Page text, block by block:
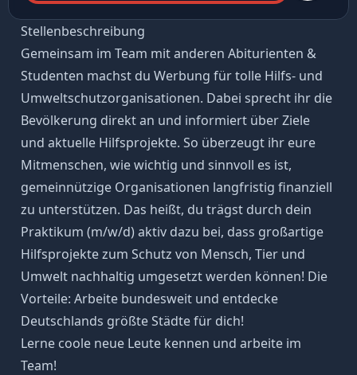
Stellenbeschreibung
Gemeinsam im Team mit anderen Abiturienten &
Studenten machst du Werbung für tolle Hilfs- und
Umweltschutzorganisationen. Dabei sprecht ihr die
Bevölkerung direkt an und informiert über Ziele
und aktuelle Hilfsprojekte. So überzeugt ihr eure
Mitmenschen, wie wichtig und sinnvoll es ist,
gemeinnützige Organisationen langfristig finanziell
zu unterstützen. Das heißt, du trägst durch dein
Praktikum (m/w/d) aktiv dazu bei, dass großartige
Hilfsprojekte zum Schutz von Mensch, Tier und
Umwelt nachhaltig umgesetzt werden können! Die
Vorteile: Arbeite bundesweit und entdecke
Deutschlands größte Städte für dich!
Lerne coole neue Leute kennen und arbeite im
Team!